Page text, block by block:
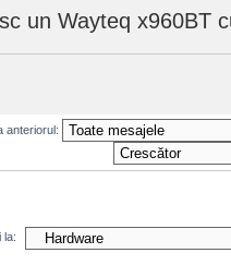
un Wayteq x960BT
anteriorul:
la: